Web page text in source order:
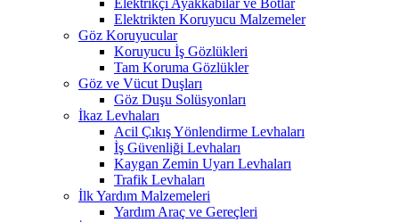
Elektrikçi Ayakkabılar ve Botlar
Elektrikten Koruyucu Malzemeler
Göz Koruyucular
Koruyucu İş Gözlükleri
Tam Koruma Gözlükler
Göz ve Vücut Duşları
Göz Duşu Solüsyonları
İkaz Levhaları
Acil Çıkış Yönlendirme Levhaları
İş Güvenliği Levhaları
Kaygan Zemin Uyarı Levhaları
Trafik Levhaları
İlk Yardım Malzemeleri
Yardım Araç ve Gereçleri